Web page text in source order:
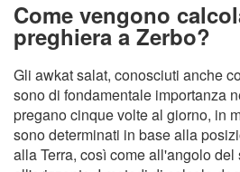
Come vengono
preghiera a Zerbo?
Gli awkat salat, conosciuti anche
sono di fondamentale importanza
pregano cinque volte al giorno, in
sono determinati in base alla
alla Terra, così come all'angolo del